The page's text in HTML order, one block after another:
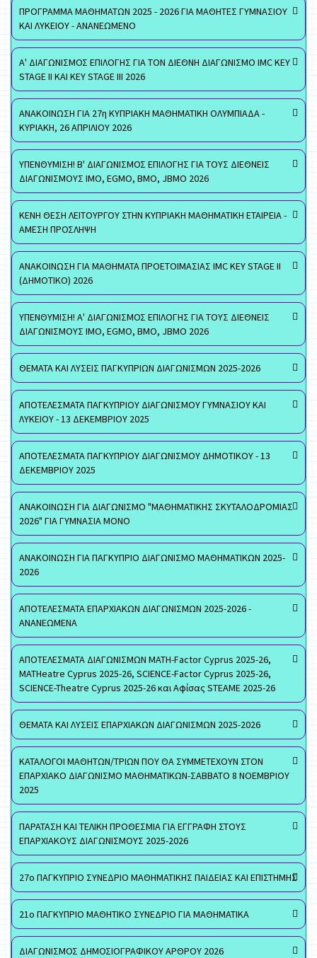
ΠΡΟΓΡΑΜΜΑ ΜΑΘΗΜΑΤΩΝ 2025 - 2026 ΓΙΑ ΜΑΘΗΤΕΣ ΓΥΜΝΑΣΙΟΥ
ΚΑΙ ΛΥΚΕΙΟΥ - ΑΝΑΝΕΩΜΕΝΟ
Α' ΔΙΑΓΩΝΙΣΜΟΣ ΕΠΙΛΟΓΗΣ ΓΙΑ ΤΟΝ ΔΙΕΘΝΗ ΔΙΑΓΩΝΙΣΜΟ IMC KEY
STAGE II ΚΑΙ KEY STAGE III 2026
ΑΝΑΚΟΙΝΩΣΗ ΓΙΑ 27η ΚΥΠΡΙΑΚΗ ΜΑΘΗΜΑΤΙΚΗ ΟΛΥΜΠΙΑΔΑ -
ΚΥΡΙΑΚΗ, 26 ΑΠΡΙΛΙΟΥ 2026
ΥΠΕΝΘΥΜΙΣΗ! Β' ΔΙΑΓΩΝΙΣΜΟΣ ΕΠΙΛΟΓΗΣ ΓΙΑ ΤΟΥΣ ΔΙΕΘΝΕΙΣ
ΔΙΑΓΩΝΙΣΜΟΥΣ ΙΜΟ, EGMO, ΒΜΟ, JBMO 2026
ΚΕΝΗ ΘΕΣΗ ΛΕΙΤΟΥΡΓΟΥ ΣΤΗΝ ΚΥΠΡΙΑΚΗ ΜΑΘΗΜΑΤΙΚΗ ΕΤΑΙΡΕΙΑ -
ΑΜΕΣΗ ΠΡΟΣΛΗΨΗ
ΑΝΑΚΟΙΝΩΣΗ ΓΙΑ ΜΑΘΗΜΑΤΑ ΠΡΟΕΤΟΙΜΑΣΙΑΣ IMC KEY STAGE II
(ΔΗΜΟΤΙΚΟ) 2026
ΥΠΕΝΘΥΜΙΣΗ! Α' ΔΙΑΓΩΝΙΣΜΟΣ ΕΠΙΛΟΓΗΣ ΓΙΑ ΤΟΥΣ ΔΙΕΘΝΕΙΣ
ΔΙΑΓΩΝΙΣΜΟΥΣ ΙΜΟ, EGMO, ΒΜΟ, JBMO 2026
ΘΕΜΑΤΑ ΚΑΙ ΛΥΣΕΙΣ ΠΑΓΚΥΠΡΙΩΝ ΔΙΑΓΩΝΙΣΜΩΝ 2025-2026
ΑΠΟΤΕΛΕΣΜΑΤΑ ΠΑΓΚΥΠΡΙΟΥ ΔΙΑΓΩΝΙΣΜΟΥ ΓΥΜΝΑΣΙΟΥ ΚΑΙ
ΛΥΚΕΙΟΥ - 13 ΔΕΚΕΜΒΡΙΟΥ 2025
ΑΠΟΤΕΛΕΣΜΑΤΑ ΠΑΓΚΥΠΡΙΟΥ ΔΙΑΓΩΝΙΣΜΟΥ ΔΗΜΟΤΙΚΟΥ - 13
ΔΕΚΕΜΒΡΙΟΥ 2025
ΑΝΑΚΟΙΝΩΣΗ ΓΙΑ ΔΙΑΓΩΝΙΣΜΟ "ΜΑΘΗΜΑΤΙΚΗΣ ΣΚΥΤΑΛΟΔΡΟΜΙΑΣ
2026" ΓΙΑ ΓΥΜΝΑΣΙΑ ΜΟΝΟ
ΑΝΑΚΟΙΝΩΣΗ ΓΙΑ ΠΑΓΚΥΠΡΙΟ ΔΙΑΓΩΝΙΣΜΟ ΜΑΘΗΜΑΤΙΚΩΝ 2025-
2026
ΑΠΟΤΕΛΕΣΜΑΤΑ ΕΠΑΡΧΙΑΚΩΝ ΔΙΑΓΩΝΙΣΜΩΝ 2025-2026 -
ΑΝΑΝΕΩΜΕΝΑ
ΑΠΟΤΕΛΕΣΜΑΤΑ ΔΙΑΓΩΝΙΣΜΩΝ MATH-Factor Cyprus 2025-26,
MATHeatre Cyprus 2025-26, SCIENCE-Factor Cyprus 2025-26,
SCIENCE-Theatre Cyprus 2025-26 και Αφίσας STEAME 2025-26
ΘΕΜΑΤΑ ΚΑΙ ΛΥΣΕΙΣ ΕΠΑΡΧΙΑΚΩΝ ΔΙΑΓΩΝΙΣΜΩΝ 2025-2026
ΚΑΤΑΛΟΓΟΙ ΜΑΘΗΤΩΝ/ΤΡΙΩΝ ΠΟΥ ΘΑ ΣΥΜΜΕΤΕΧΟΥΝ ΣΤΟΝ
ΕΠΑΡΧΙΑΚΟ ΔΙΑΓΩΝΙΣΜΟ ΜΑΘΗΜΑΤΙΚΩΝ-ΣΑΒΒΑΤΟ 8 ΝΟΕΜΒΡΙΟΥ
2025
ΠΑΡΑΤΑΣΗ ΚΑΙ ΤΕΛΙΚΗ ΠΡΟΘΕΣΜΙΑ ΓΙΑ ΕΓΓΡΑΦΗ ΣΤΟΥΣ
ΕΠΑΡΧΙΑΚΟΥΣ ΔΙΑΓΩΝΙΣΜΟΥΣ 2025-2026
27ο ΠΑΓΚΥΠΡΙΟ ΣΥΝΕΔΡΙΟ ΜΑΘΗΜΑΤΙΚΗΣ ΠΑΙΔΕΙΑΣ ΚΑΙ ΕΠΙΣΤΗΜΗΣ
21ο ΠΑΓΚΥΠΡΙΟ ΜΑΘΗΤΙΚΟ ΣΥΝΕΔΡΙΟ ΓΙΑ ΜΑΘΗΜΑΤΙΚΑ
ΔΙΑΓΩΝΙΣΜΟΣ ΔΗΜΟΣΙΟΓΡΑΦΙΚΟΥ ΑΡΘΡΟΥ 2026